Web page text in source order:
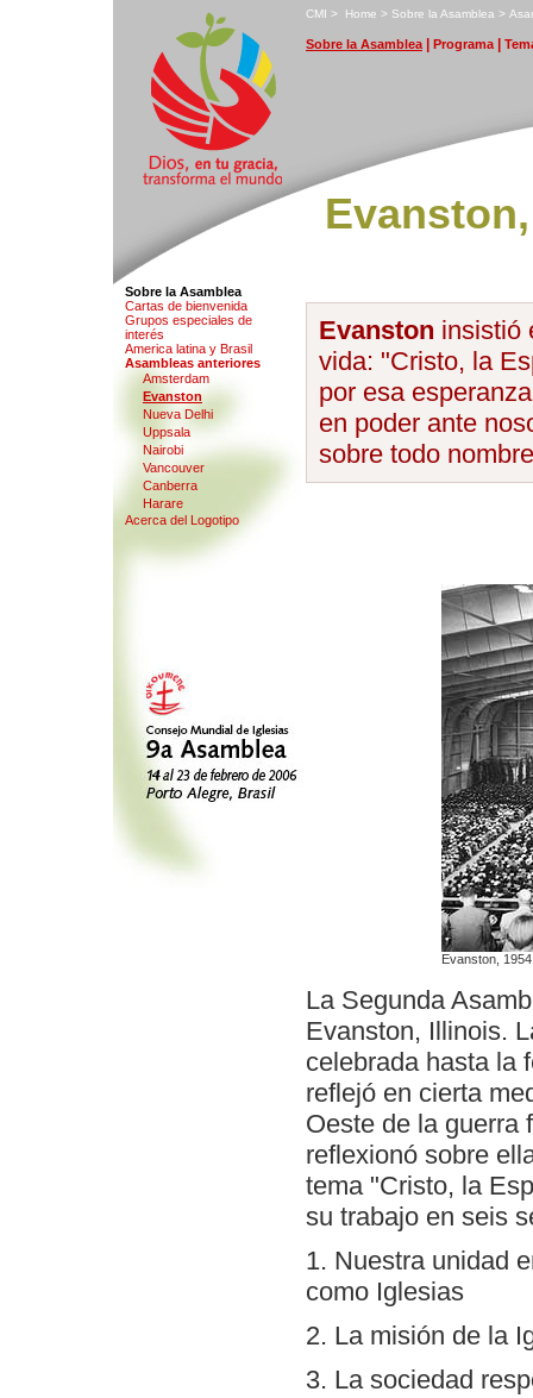
CMI > Home > Sobre la Asamblea > A
Sobre la Asamblea| Programa| T
Sobre la Asamblea
Cartas de bienvenida
Grupos especiales de
interés
America latina y Brasil
Asambleas anteriores
Amsterdam
Evanston
Nueva Delhi
Uppsala
Nairobi
Vancouver
Canberra
Harare
Acerca del L ogotipo
Evanston insistió
vida: "Cristo, la
por esa
en poder ante
sobre todo
Evanston, 1954
La Segunda
Evanston, Illinois.
celebrada hasta la
reflejó en cierta
Oeste de la guerra
reflexionó sobre
tema "Cristo, la
su trabajo en seis
1. Nuestra unidad
como Iglesias
2. La misión de la
3. La sociedad